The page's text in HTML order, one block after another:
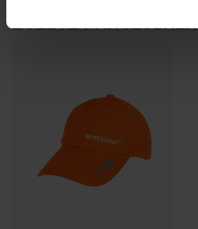
ZULETZT ANGESEHEN